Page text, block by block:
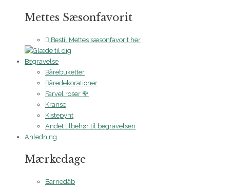
Mettes Sæsonfavorit
Bestil Mettes sæsonfavorit her
Begravelse
Bårebuketter
Båredekorationer
Farvel roser 🌹
Kranse
Kistepynt
Andet tilbehør til begravelsen
Anledning
Mærkedage
Barnedåb